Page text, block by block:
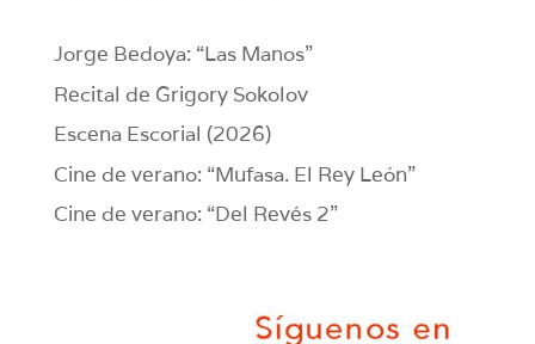
Jorge Bedoya: “Las Manos”
Recital de Grigory Sokolov
Escena Escorial (2026)
Cine de verano: “Mufasa. El Rey León”
Cine de verano: “Del Revés 2”